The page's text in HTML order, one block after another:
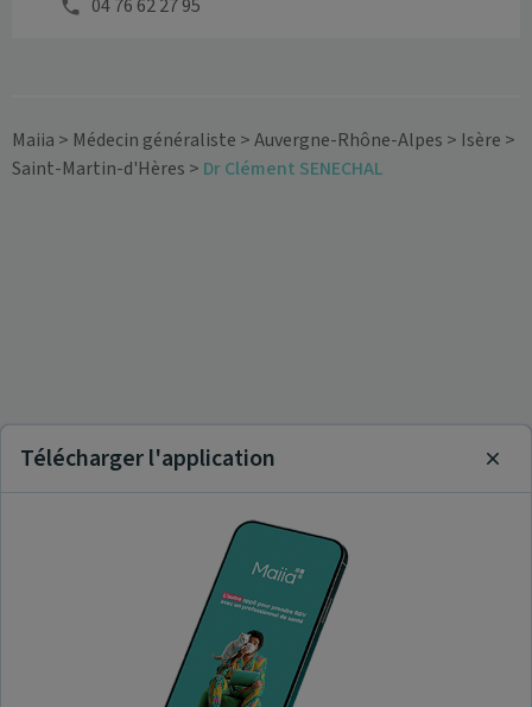
04 76 62 27 95
Maiia > Médecin généraliste >Auvergne-Rhône-Alpes > Isère >
Saint-Martin-d'Hères > Dr Clément SENECHAL
Télécharger l'application